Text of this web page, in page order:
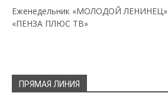
Еженедельник «МОЛОДОЙ ЛЕНИНЕЦ»
«ПЕНЗА ПЛЮС ТВ»
ПРЯМАЯ ЛИНИЯ